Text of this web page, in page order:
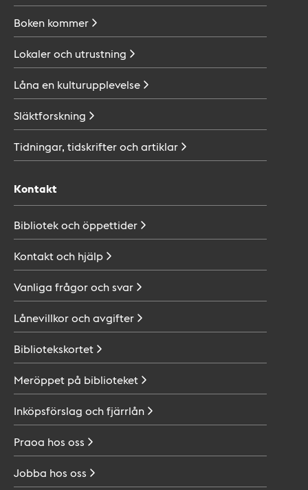
Boken kommer
Lokaler och utrustning
Låna en kulturupplevelse
Släktforskning
Tidningar, tidskrifter ochartiklar
Kontakt
Bibliotek ochöppettider
Kontakt och hjälp
Vanliga frågor ochsvar
Lånevillkor ochavgifter
Bibliotekskortet
Meröppet på biblioteket
Inköpsförslag ochfjärrlån
Praoa hos oss
Jobba hos oss